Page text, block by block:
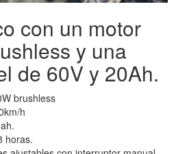
con un motor
y una
de 60V y 20Ah.
brushless
h
horas.